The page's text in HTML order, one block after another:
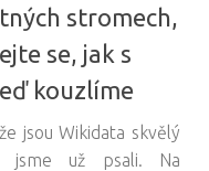
stromech,
se, jak s
kouzlíme
jsou Wikidata skvělý
jsme už psali. Na